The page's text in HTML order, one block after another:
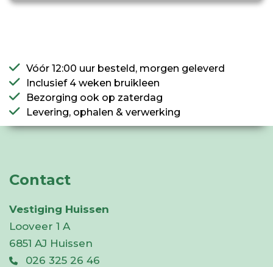
Vóór 12:00 uur besteld, morgen geleverd
Inclusief 4 weken bruikleen
Bezorging ook op zaterdag
Levering, ophalen & verwerking
Contact
Vestiging Huissen
Looveer 1 A
6851 AJ Huissen
026 325 26 46